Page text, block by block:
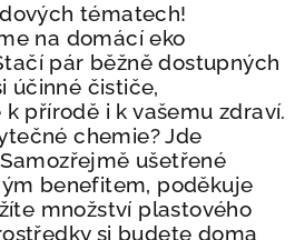
tématech!
na domácí eko
pár běžně dostupných
účinné čističe,
přírodě i k vašemu zdraví.
chemie? Jde
ušetřené
benefitem, poděkuje
množství plastového
si budete doma